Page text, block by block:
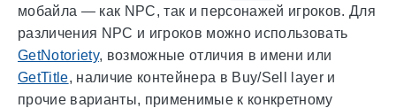
мобайла — как NPC, так и персонажей игроков. Для
различения NPC и игроков можно использовать
GetNotoriety, возможные отличия в имени или
GetTitle, наличие контейнера в Buy/Sell layer и
прочие варианты, применимые к конкретному